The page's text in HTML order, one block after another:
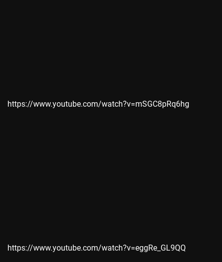
https://www.youtube.com/watch?v=mSGC8pRq6hg
https://www.youtube.com/watch?v=eggRe_GL9QQ